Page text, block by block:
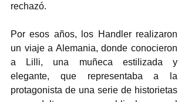
rechazó.
Por esos años, los Handler realizaron
un viaje a Alemania, donde conocieron
a Lilli, una muñeca estilizada y
elegante, que representaba a la
protagonista de una serie de historietas